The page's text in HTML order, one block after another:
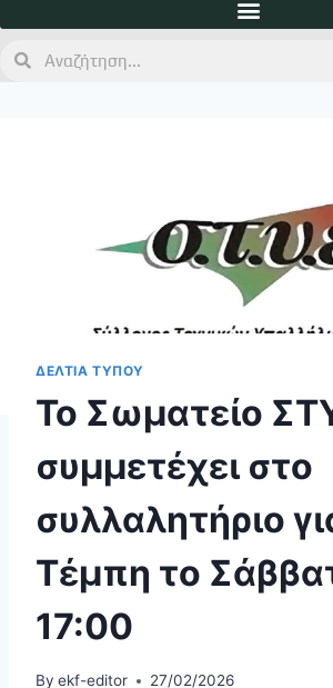
ΔΕΛΤΙΑ ΤΥΠΟΥ
Το Σωματείο
συμμετέχει στο
συλλαλητήριο
Τέμπη το
17:00
By ekf-editor 27/02/2026